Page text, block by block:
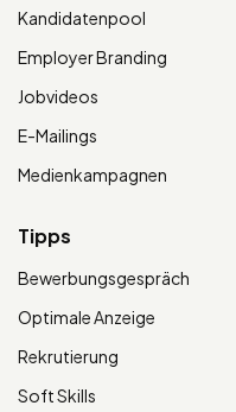
Kandidatenpool
Employer Branding
Jobvideos
E-Mailings
Medienkampagnen
Tipps
Bewerbungsgespräch
Optimale Anzeige
Rekrutierung
Soft Skills